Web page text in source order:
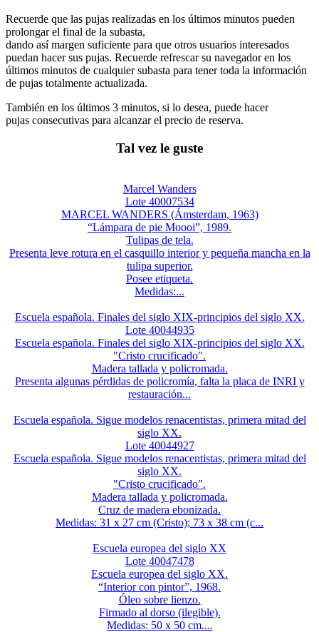
Recuerde que las pujas realizadas en los últimos minutos pueden
prolongar el final de la subasta,
dando así margen suficiente para que otros usuarios interesados
puedan hacer sus pujas. Recuerde refrescar su navegador en los
últimos minutos de cualquier subasta para tener toda la información
de pujas totalmente actualizada.
También en los últimos 3 minutos, si lo desea, puede hacer
pujas consecutivas para alcanzar el precio de reserva.
Tal vez le guste
Marcel Wanders
Lote 40007534
MARCEL WANDERS (Ámsterdam, 1963)
“Lámpara de pie Moooi”, 1989.
Tulipas de tela.
Presenta leve rotura en el casquillo interior y pequeña mancha en la
tulipa superior.
Posee etiqueta.
Medidas:...
Escuela española. Finales del siglo XIX-principios del siglo XX.
Lote 40044935
Escuela española. Finales del siglo XIX-principios del siglo XX.
"Cristo crucificado".
Madera tallada y policromada.
Presenta algunas pérdidas de policromía, falta la placa de INRI y
restauración...
Escuela española. Sigue modelos renacentistas, primera mitad del
siglo XX.
Lote 40044927
Escuela española. Sigue modelos renacentistas, primera mitad del
siglo XX.
"Cristo crucificado".
Madera tallada y policromada.
Cruz de madera ebonizada.
Medidas: 31 x 27 cm (Cristo); 73 x 38 cm (c...
Escuela europea del siglo XX
Lote 40047478
Escuela europea del siglo XX.
“Interior con pintor”, 1968.
Óleo sobre lienzo.
Firmado al dorso (ilegible).
Medidas: 50 x 50 cm....